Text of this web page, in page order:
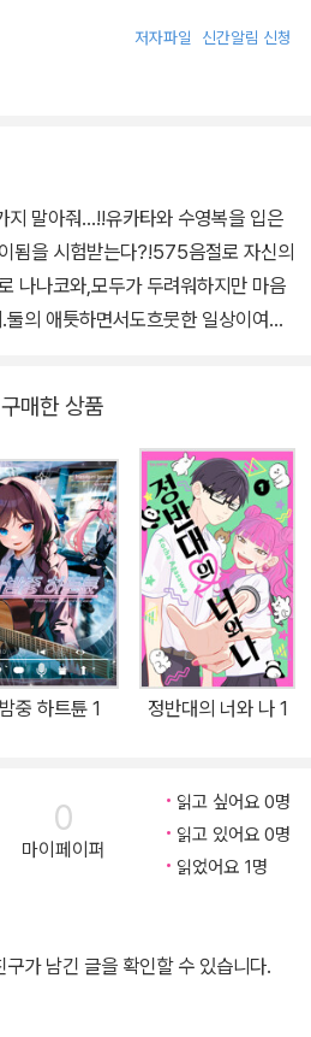
저자파일 신간알림 신청
지 말아줘…!!유카타와 수영복을 입은
됨을 시험받는다?!575음절로 자신의
나나코와,모두가 두려워하지만 마음
의 애틋하면서도흐뭇한 일상이여름
매한 상품
중 하트튠 1 정반대의 너와 나 1
0
마이페이퍼
읽고 싶어요 0명
읽고 있어요 0명
읽었어요 1명
가 남긴 글을 확인할 수 있습니다.